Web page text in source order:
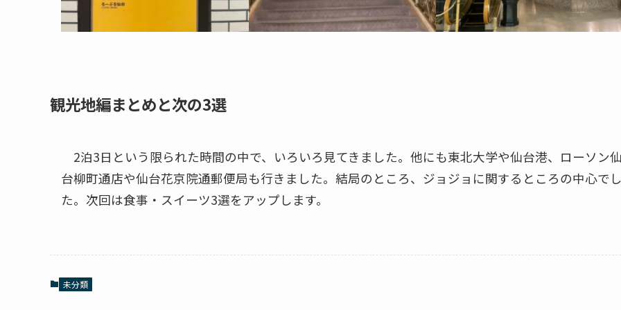
観光地編まとめと次の3選
2泊3日という限られた時間の中で、いろいろ見てきました。他にも東北大学や仙台港、ローソン
台柳町通店や仙台花京院通郵便局も行きました。結局のところ、ジョジョに関するところの中心で
た。次回は食事・スイーツ3選をアップします。
未分類